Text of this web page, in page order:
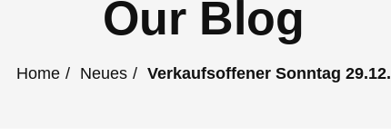
Our Blog
Home Neues Verkaufsoffener Sonntag 29.12.